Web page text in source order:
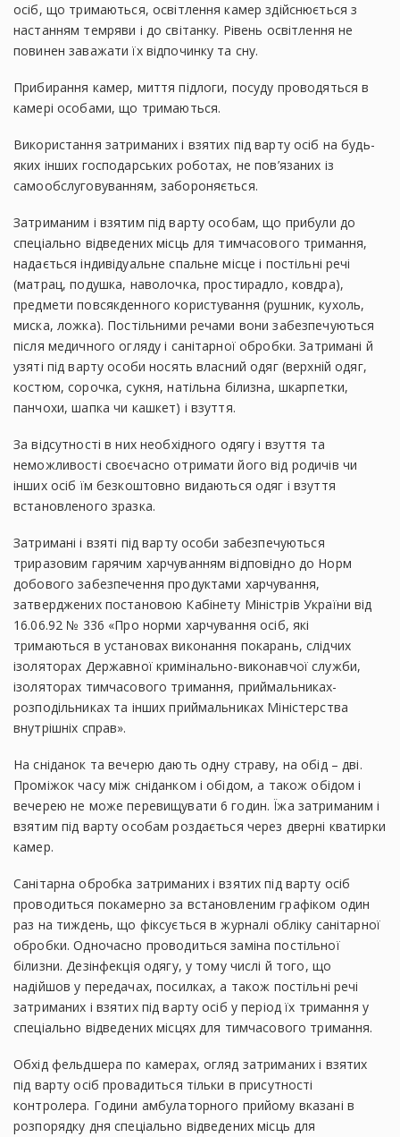
осіб, що тримаються, освітлення камер здійснюється з
настанням темряви і до світанку. Рівень освітлення не
повинен заважати їх відпочинку та сну.
Прибирання камер, миття підлоги, посуду проводяться в
камері особами, що тримаються.
Використання затриманих і взятих під варту осіб на будь-
яких інших господарських роботах, не пов’язаних із
самообслуговуванням, забороняється.
Затриманим і взятим під варту особам, що прибули до
спеціально відведених місць для тимчасового тримання,
надається індивідуальне спальне місце і постільні речі
(матрац, подушка, наволочка, простирадло, ковдра),
предмети повсякденного користування (рушник, кухоль,
миска, ложка). Постільними речами вони забезпечуються
після медичного огляду і санітарної обробки. Затримані й
узяті під варту особи носять власний одяг (верхній одяг,
костюм, сорочка, сукня, натільна білизна, шкарпетки,
панчохи, шапка чи кашкет) і взуття.
За відсутності в них необхідного одягу і взуття та
неможливості своєчасно отримати його від родичів чи
інших осіб їм безкоштовно видаються одяг і взуття
встановленого зразка.
Затримані і взяті під варту особи забезпечуються
триразовим гарячим харчуванням відповідно до Норм
добового забезпечення продуктами харчування,
затверджених постановою Кабінету Міністрів України від
16.06.92 № 336 «Про норми харчування осіб, які
тримаються в установах виконання покарань, слідчих
ізоляторах Державної кримінально-виконавчої служби,
ізоляторах тимчасового тримання, приймальниках-
розподільниках та інших приймальниках Міністерства
внутрішніх справ».
На сніданок та вечерю дають одну страву, на обід – дві.
Проміжок часу між сніданком і обідом, а також обідом і
вечерею не може перевищувати 6 годин. Їжа затриманим і
взятим під варту особам роздається через дверні кватирки
камер.
Санітарна обробка затриманих і взятих під варту осіб
проводиться покамерно за встановленим графіком один
раз на тиждень, що фіксується в журналі обліку санітарної
обробки. Одночасно проводиться заміна постільної
білизни. Дезінфекція одягу, у тому числі й того, що
надійшов у передачах, посилках, а також постільні речі
затриманих і взятих під варту осіб у період їх тримання у
спеціально відведених місцях для тимчасового тримання.
Обхід фельдшера по камерах, огляд затриманих і взятих
під варту осіб провадиться тільки в присутності
контролера. Години амбулаторного прийому вказані в
розпорядку дня спеціально відведених місць для